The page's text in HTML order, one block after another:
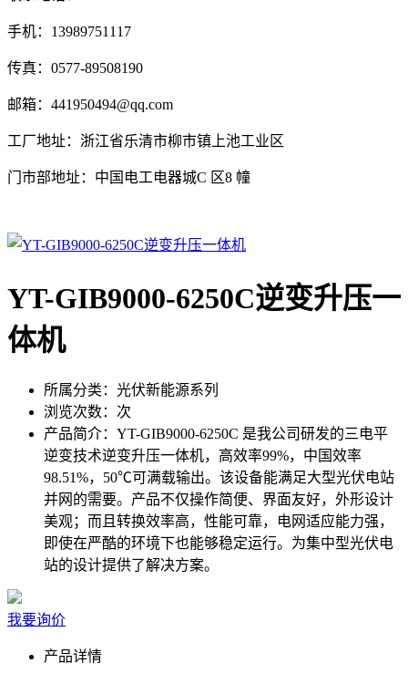
手机：13989751117
传真：0577-89508190
邮箱：441950494@qq.com
工厂地址：浙江省乐清市柳市镇上池工业区
门市部地址：中国电工电器城C 区8 幢
YT-GIB9000-6250C逆变升压一
体机
所属分类： 光伏新能源系列
浏览次数： 次
产品简介： YT-GIB9000-6250C 是我公司研发的三电平
逆变技术逆变升压一体机，高效率99%，中国效率
98.51%，50℃可满载输出。该设备能满足大型光伏电站
并网的需要。产品不仅操作简便、界面友好，外形设计
美观；而且转换效率高，性能可靠，电网适应能力强，
即使在严酷的环境下也能够稳定运行。为集中型光伏电
站的设计提供了解决方案。
我要询价
产品详情